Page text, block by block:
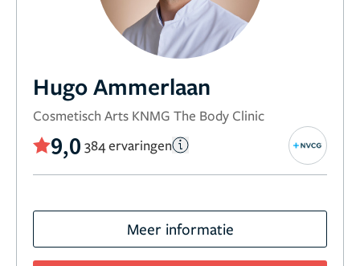
Hugo Ammerlaan
Cosmetisch Arts KNMG The Body Clinic
9,0 384 ervaringen
Meer informatie